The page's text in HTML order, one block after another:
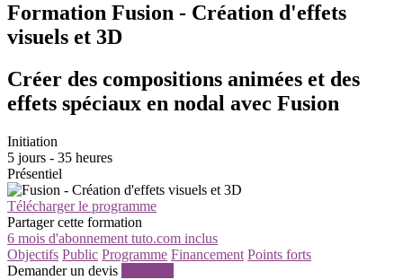
Formation Fusion - Création d'effets
visuels et 3D
Créer des compositions animées et des
effets spéciaux en nodal avec Fusion
Initiation
5 jours - 35 heures
Présentiel
Télécharger le programme
Partager cette formation
6 mois d'abonnement tuto.com inclus
Objectifs Public Programme Financement Points forts
Demander un devis